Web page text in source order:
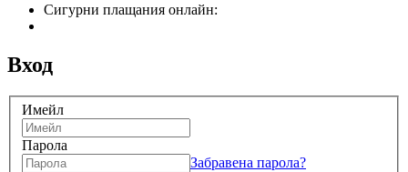
Сигурни плащания онлайн:
Вход
Имейл
Парола
Забравена парола?